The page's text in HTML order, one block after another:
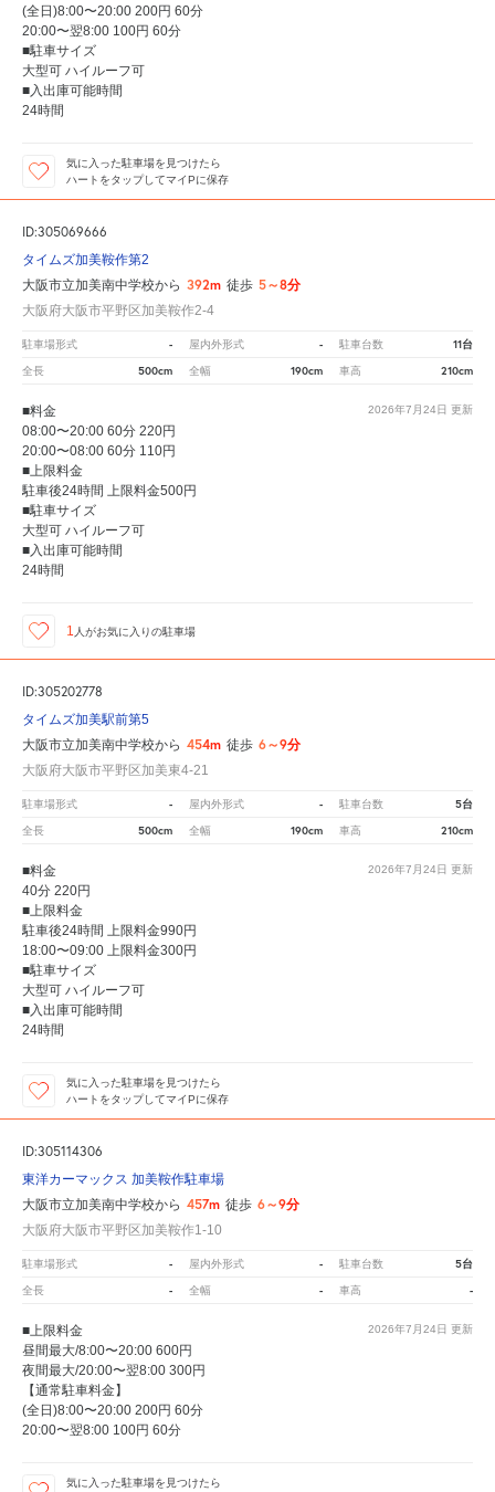
(全日)8:00〜20:00 200円 60分
20:00〜翌8:00 100円 60分
■駐車サイズ
大型可 ハイルーフ可
■入出庫可能時間
24時間
気に入った駐車場を見つけたら
ハートをタップしてマイPに保存
ID:305069666
タイムズ加美鞍作第2
大阪市立加美南中学校から 392m 徒歩 5～8分
大阪府大阪市平野区加美鞍作2-4
駐車場形式 - 屋内外形式 - 駐車台数 11台
全長 500cm 全幅 190cm 車高 210cm
2026年7月24日 更新
■料金
08:00〜20:00 60分 220円
20:00〜08:00 60分 110円
■上限料金
駐車後24時間 上限料金500円
■駐車サイズ
大型可 ハイルーフ可
■入出庫可能時間
24時間
1 人がお気に入りの駐車場
ID:305202778
タイムズ加美駅前第5
大阪市立加美南中学校から 454m 徒歩 6～9分
大阪府大阪市平野区加美東4-21
駐車場形式 - 屋内外形式 - 駐車台数 5台
全長 500cm 全幅 190cm 車高 210cm
2026年7月24日 更新
■料金
40分 220円
■上限料金
駐車後24時間 上限料金990円
18:00〜09:00 上限料金300円
■駐車サイズ
大型可 ハイルーフ可
■入出庫可能時間
24時間
気に入った駐車場を見つけたら
ハートをタップしてマイPに保存
ID:305114306
東洋カーマックス 加美鞍作駐車場
大阪市立加美南中学校から 457m 徒歩 6～9分
大阪府大阪市平野区加美鞍作1-10
駐車場形式 - 屋内外形式 - 駐車台数 5台
全長 - 全幅 - 車高 -
2026年7月24日 更新
■上限料金
昼間最大/8:00〜20:00 600円
夜間最大/20:00〜翌8:00 300円
【通常駐車料金】
(全日)8:00〜20:00 200円 60分
20:00〜翌8:00 100円 60分
気に入った駐車場を見つけたら